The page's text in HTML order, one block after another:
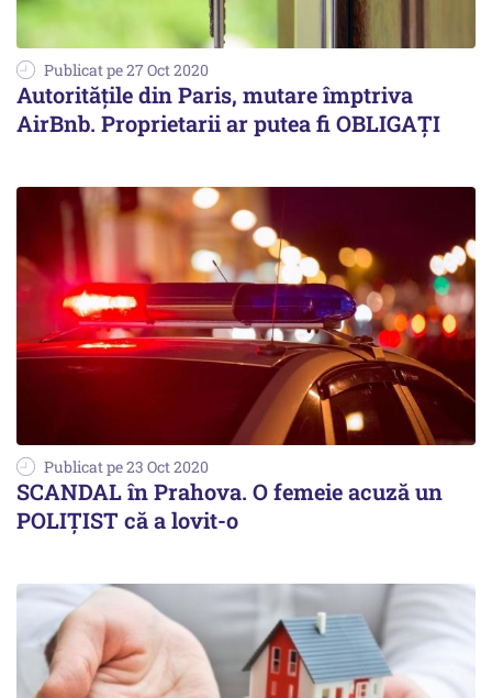
Publicat pe 27 Oct 2020
Autorităţile din Paris, mutare împtriva
AirBnb. Proprietarii ar putea fi OBLIGAŢI
Publicat pe 23 Oct 2020
SCANDAL în Prahova. O femeie acuză un
POLIȚIST că a lovit-o